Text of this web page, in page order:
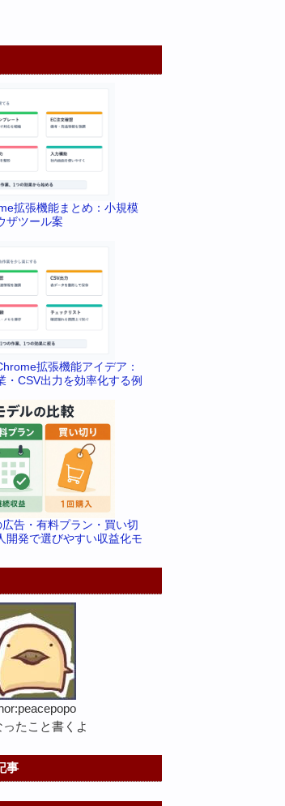
拡張機能まとめ：小規模
ザツール案
拡張機能アイデア：
・CSV出力を効率化する例
告・有料プラン・買い切
開発で選びやすい収益化モ
たこと書くよ
事